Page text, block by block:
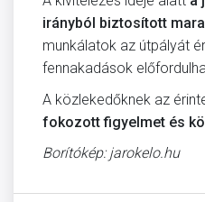
irányból biztosított
munkálatok az útpályát
fennakadások
A közlekedőknek az
fokozott figyelmet és
Borítókép: jarokelo.hu